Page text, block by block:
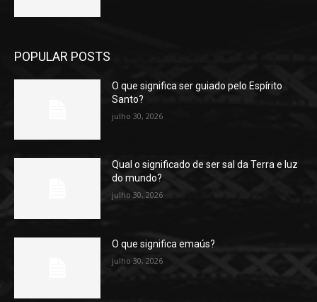
POPULAR POSTS
O que significa ser guiado pelo Espírito
Santo?
julho 30, 2026
Qual o significado de ser sal da Terra e luz
do mundo?
julho 30, 2026
O que significa emaús?
julho 30, 2026